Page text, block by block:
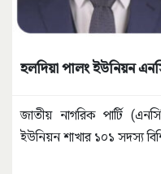
হলদিয়া পালং ইউনিয়ন
জাতীয় নাগরিক পার্টি
ইউনিয়ন শাখার ১০১ সদস্য